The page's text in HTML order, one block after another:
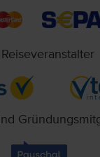
Reiseveranstalter